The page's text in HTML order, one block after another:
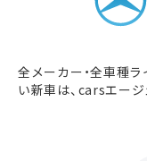
全メーカー・全車種
い新車は、carsエー